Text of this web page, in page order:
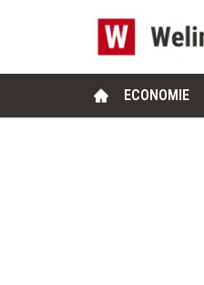
ECONOMIE